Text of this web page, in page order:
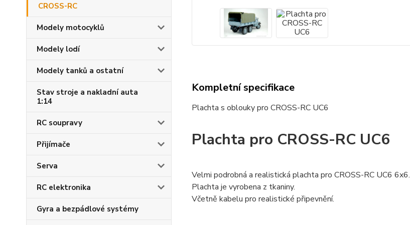
CROSS-RC
Modely motocyklů
Modely lodí
Modely tanků a ostatní
Stav stroje a nakladní auta
1:14
RC soupravy
Přijímače
Serva
RC elektronika
Gyra a bezpádlové systémy
Kompletní specifikace
Plachta s oblouky pro CROSS-RC UC6
Plachta pro CROSS-RC UC6
Velmi podrobná a realistická plachta pro CROSS-RC UC6 6x6.
Plachta je vyrobena z tkaniny.
Včetně kabelu pro realistické připevnění.